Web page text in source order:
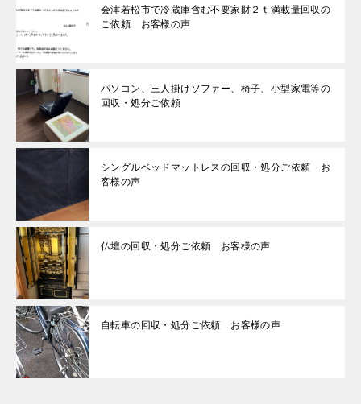
会津若松市で冷蔵庫含む不要家財２ｔ満載量回収の
ご依頼 お客様の声
パソコン、三人掛けソファー、椅子、小型家電等の
回収・処分ご依頼
シングルベッドマットレスの回収・処分ご依頼 お
客様の声
仏壇の回収・処分ご依頼 お客様の声
自転車の回収・処分ご依頼 お客様の声